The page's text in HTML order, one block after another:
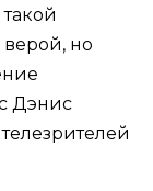
но
Дэнис